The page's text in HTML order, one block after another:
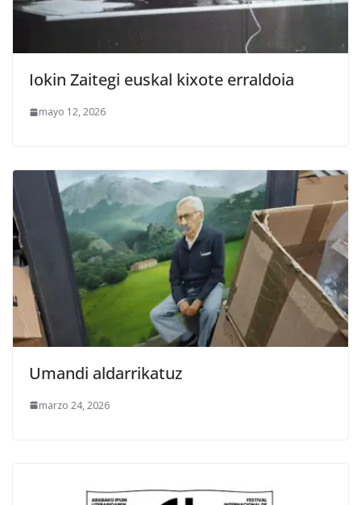
Iokin Zaitegi euskal kixote erraldoia
mayo 12, 2026
Umandi aldarrikatuz
marzo 24, 2026